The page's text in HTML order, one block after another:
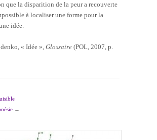
que la disparition de la peur a recouverte
à localiser une forme pour la
idée.
« Idée », Glossaire (POL, 2007, p.
→